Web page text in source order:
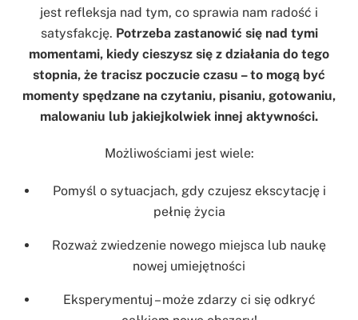
jest refleksja nad tym, co sprawia nam radość i
satysfakcję. Potrzeba zastanowić się nad tymi
momentami, kiedy cieszysz się z działania do tego
stopnia, że tracisz poczucie czasu – to mogą być
momenty spędzane na czytaniu, pisaniu, gotowaniu,
malowaniu lub jakiejkolwiek innej aktywności.
Możliwościami jest wiele:
Pomyśl o sytuacjach, gdy czujesz ekscytację i
pełnię życia
Rozważ zwiedzenie nowego miejsca lub naukę
nowej umiejętności
Eksperymentuj – może zdarzy ci się odkryć